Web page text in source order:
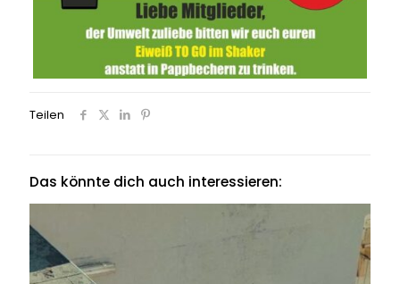
Teilen
Das könnte dich auch interessieren: